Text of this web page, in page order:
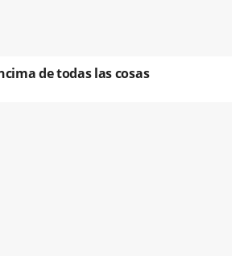
de todas las cosas